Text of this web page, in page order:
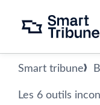
Smart tribune
Les 6 outils